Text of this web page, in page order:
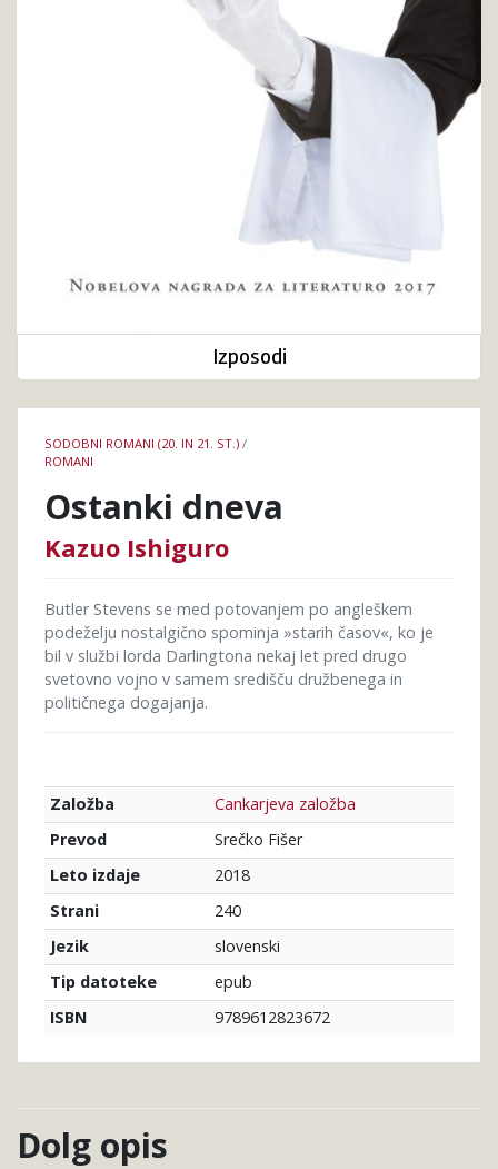
knjige
SODOBNI ROMANI (20. IN 21. ST.) /
ROMANI
Ostanki dneva
Kazuo Ishiguro
Butler Stevens se med potovanjem po angleškem
podeželju nostalgično spominja »starih časov«, ko je
bil v službi lorda Darlingtona nekaj let pred drugo
svetovno vojno v samem središču družbenega in
političnega dogajanja.
Založba
Cankarjeva založba
Prevod
Srečko Fišer
Leto izdaje
2018
Strani
240
Jezik
slovenski
Tip datoteke
epub
ISBN
9789612823672
Izposodi
Dolg opis